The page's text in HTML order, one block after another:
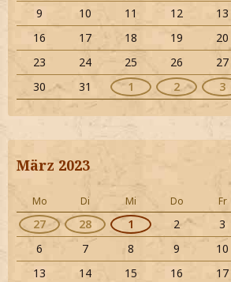
9
10 11 12 13
16
17 18 19 20
23
24 25 26 27
30
31 1 2 3
März 2023
Mo Di Mi Do Fr
27 28 1 2 3
6
7 8 9 10
13
14 15 16 17